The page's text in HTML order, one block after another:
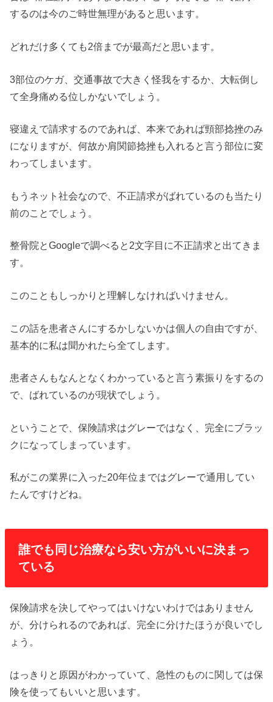
するのは今のご時世無理があると思います。
どれだけ多くても2倍までが最高だと思います。
3部位のケガ、交通事故で大きく怪我をするか、大転倒し
て全身痛める位しかないでしょう。
寝違えで請求するのであれば、本来であれば頸部捻挫のみ
になりますが、何故か肩関節捻挫も入れると言う部位に変
わってしまいます。
もうネット社会なので、不正請求がばれているのも当たり
前のことでしょう。
整骨院とGoogleで調べると2文字目に不正請求と出てきま
す。
このこともしっかりと理解しなければいけません。
この話を患者さんにするかしないかは個人の自由ですが、
基本的に私は聞かれたら全てします。
患者さんもなんとなくわかっていると言う素振りをするの
で、ばれているのが現状でしょう。
ということで、保険請求はグレーではなく、完全にブラッ
クになってしまっています。
私がこの業界に入った20年位まではグレーで通用してい
たんですけどね。
誰でも同じ治療なら安い方がいいに決まっ
ている
保険請求を決してやってはいけないわけではありません
が、分けられるのであれば、完全に分けたほうが良いでし
ょう。
はっきりと原因がわかっていて、急性のものに関しては保
険を使ってもいいと思います。